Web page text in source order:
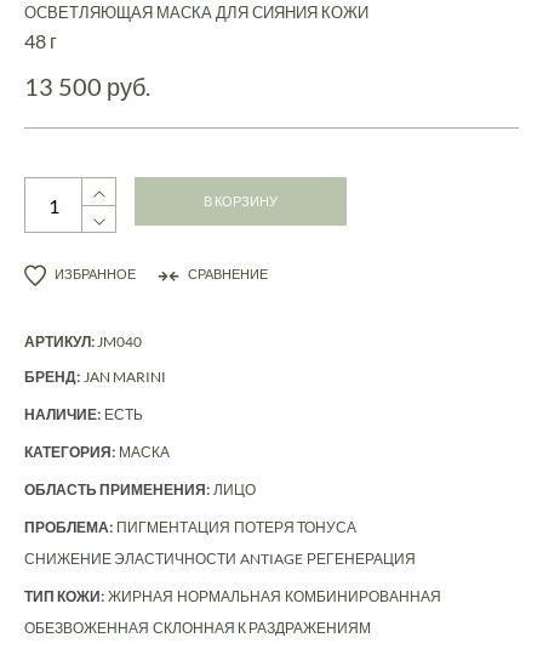
ОСВЕТЛЯЮЩАЯ МАСКА ДЛЯ СИЯНИЯ КОЖИ
48 г
13 500 руб.
В КОРЗИНУ
ИЗБРАННОЕ СРАВНЕНИЕ
АРТИКУЛ:JM040
БРЕНД: JAN MARINI
НАЛИЧИЕ: ЕСТЬ
КАТЕГОРИЯ: МАСКА
ОБЛАСТЬ ПРИМЕНЕНИЯ: ЛИЦО
ПРОБЛЕМА: ПИГМЕНТАЦИЯ ПОТЕРЯ ТОНУСА
СНИЖЕНИЕ ЭЛАСТИЧНОСТИ ANTIAGE РЕГЕНЕРАЦИЯ
ТИП КОЖИ: ЖИРНАЯ НОРМАЛЬНАЯ КОМБИНИРОВАННАЯ
ОБЕЗВОЖЕННАЯ СКЛОННАЯ К РАЗДРАЖЕНИЯМ